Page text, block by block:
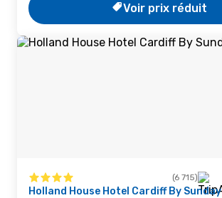
Voir prix réduit
(6 715)
Holland House Hotel Cardiff By Sunday